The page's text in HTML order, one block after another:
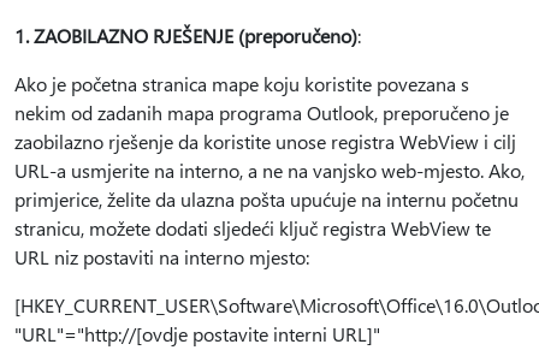
1. ZAOBILAZNO RJEŠENJE (preporučeno):
Ako je početna stranica mape koju koristite povezana s
nekim od zadanih mapa programa Outlook, preporučeno je
zaobilazno rješenje da koristite unose registra WebView i cilj
URL-a usmjerite na interno, a ne na vanjsko web-mjesto. Ako,
primjerice, želite da ulazna pošta upućuje na internu početnu
stranicu, možete dodati sljedeći ključ registra WebView te
URL niz postaviti na interno mjesto:
"URL"="http://[ovdje postavite interni URL]"